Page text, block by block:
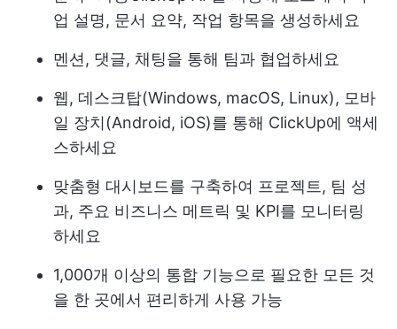
업 설명, 문서 요약, 작업 항목을 생성하세요
멘션, 댓글, 채팅을 통해 팀과 협업하세요
웹, 데스크탑(Windows, macOS, Linux), 모바
일 장치(Android, iOS)를 통해 ClickUp에 액세
스하세요
맞춤형 대시보드를 구축하여 프로젝트, 팀 성
과, 주요 비즈니스 메트릭 및 KPI를 모니터링
하세요
1,000개 이상의 통합 기능으로 필요한 모든 것
을 한 곳에서 편리하게 사용 가능